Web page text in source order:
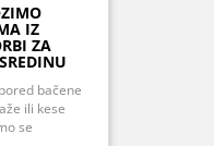
IZ
ZA
bačene
ili kese
se